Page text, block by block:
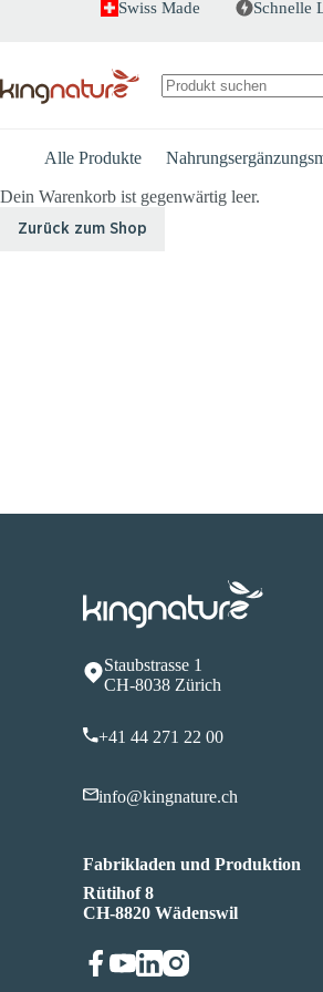
Swiss Made Schnelle
Alle Produkte
Dein Warenkorb ist gegenwärtig leer.
Zurück zum Shop
Staubstrasse 1
CH-8038 Zürich
+41 44 271 22 00
info@kingnature.ch
Fabrikladen und Produktion
Rütihof 8
CH-8820 Wädenswil